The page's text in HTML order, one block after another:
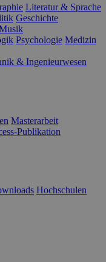
Literatur & Sprache
Geschichte
Psychologie Medizin
& Ingenieurwesen
Masterarbeit
Publikation
Hochschulen